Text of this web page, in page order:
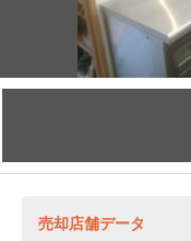
売却店舗データ